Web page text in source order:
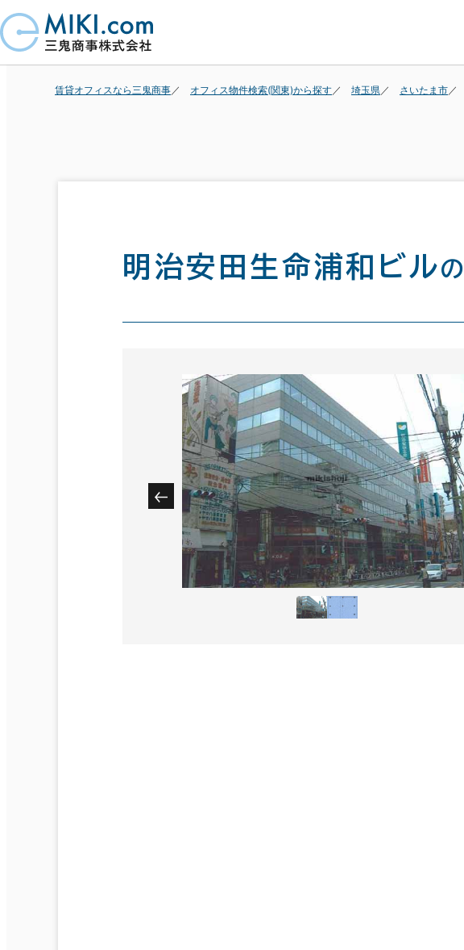
賃貸オフィスなら三鬼商事 オフィス物件検索(関東)から探す 埼玉県 さいたま市
明治安田生命浦和ビル